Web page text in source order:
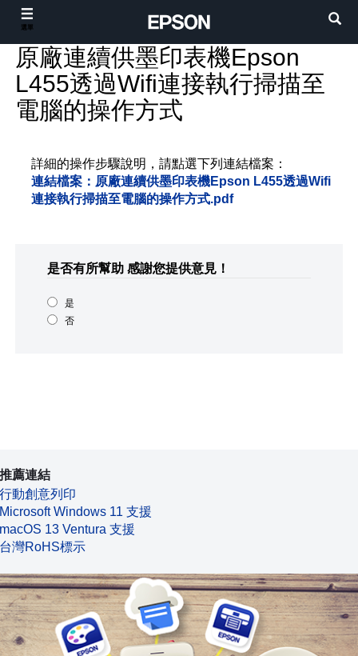
原廠連續供墨印表機Epson
L455透過Wifi連接執行掃描至
電腦的操作方式
詳細的操作步驟說明，請點選下列連結檔案：
連結檔案：原廠連續供墨印表機Epson L455透過Wifi
連接執行掃描至電腦的操作方式.pdf
是否有所幫助 感謝您提供意見！
是
否
推薦連結
行動創意列印
Microsoft Windows 11 支援
macOS 13 Ventura 支援
台灣RoHS標示